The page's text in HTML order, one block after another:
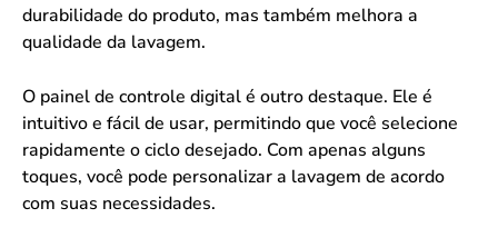
durabilidade do produto, mas também melhora a
qualidade da lavagem.
O painel de controle digital é outro destaque. Ele é
intuitivo e fácil de usar, permitindo que você selecione
rapidamente o ciclo desejado. Com apenas alguns
toques, você pode personalizar a lavagem de acordo
com suas necessidades.